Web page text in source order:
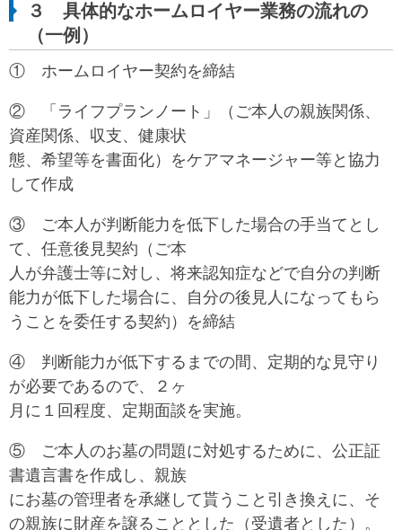
３ 具体的なホームロイヤー業務の流れの
（一例）
① ホームロイヤー契約を締結
② 「ライフプランノート」（ご本人の親族関係、
資産関係、収支、健康状
態、希望等を書面化）をケアマネージャー等と協力
して作成
③ ご本人が判断能力を低下した場合の手当てとし
て、任意後見契約（ご本
人が弁護士等に対し、将来認知症などで自分の判断
能力が低下した場合に、自分の後見人になってもら
うことを委任する契約）を締結
④ 判断能力が低下するまでの間、定期的な見守り
が必要であるので、２ヶ
月に１回程度、定期面談を実施。
⑤ ご本人のお墓の問題に対処するために、公正証
書遺言書を作成し、親族
にお墓の管理者を承継して貰うこと引き換えに、そ
の親族に財産を譲ることとした（受遺者とした）。